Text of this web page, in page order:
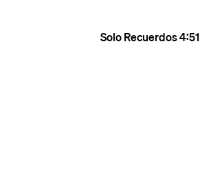
Solo Recuerdos4:51